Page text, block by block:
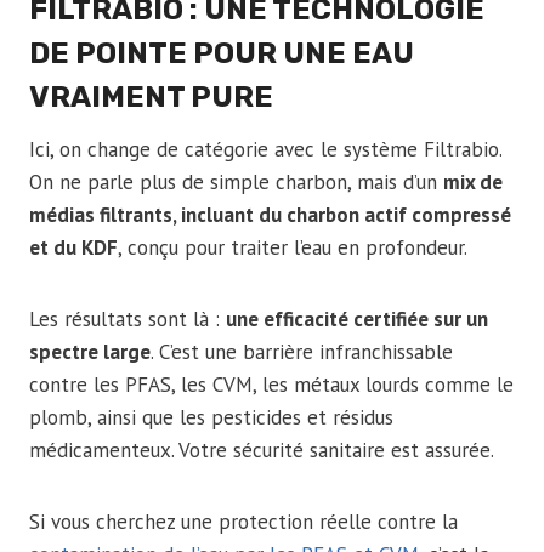
FILTRABIO : UNE TECHNOLOGIE
DE POINTE POUR UNE EAU
VRAIMENT PURE
Ici, on change de catégorie avec le système Filtrabio.
On ne parle plus de simple charbon, mais d’un mix de
médias filtrants, incluant du charbon actif compressé
et du KDF, conçu pour traiter l’eau en profondeur.
Les résultats sont là : une efficacité certifiée sur un
spectre large. C’est une barrière infranchissable
contre les PFAS, les CVM, les métaux lourds comme le
plomb, ainsi que les pesticides et résidus
médicamenteux. Votre sécurité sanitaire est assurée.
Si vous cherchez une protection réelle contre la